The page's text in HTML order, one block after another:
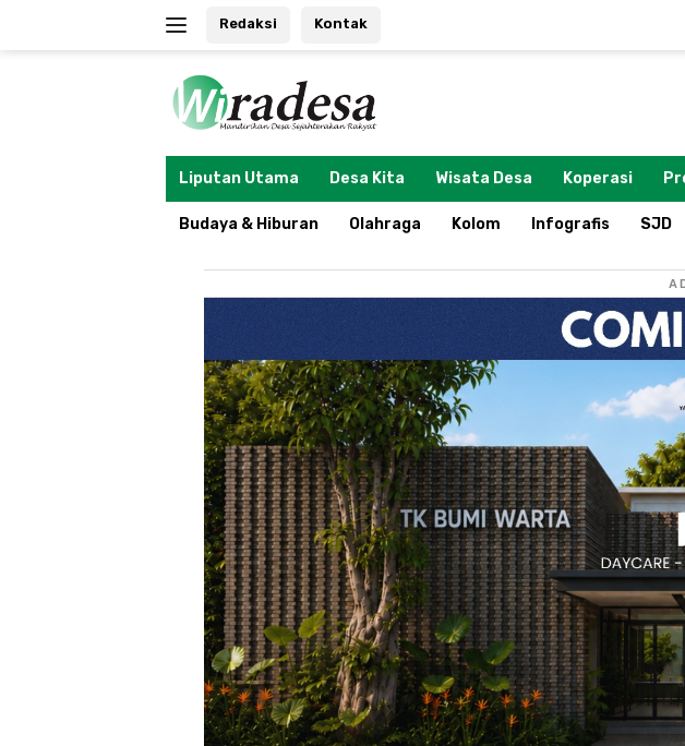
Redaksi Kontak
Liputan Utama Desa Kita Wisata Desa Koperasi
Budaya & Hiburan Olahraga Kolom Infografis SJD